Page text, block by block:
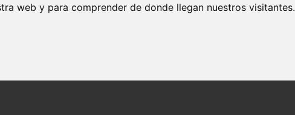
web y para comprender de donde llegan nuestros visitantes.